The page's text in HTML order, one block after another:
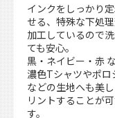
インクをしっかり
せる、特殊な下処
加工しているので
ても安心。
黒・ネイビー・赤 な
濃色Tシャツやポロ
などの生地へも美
リントすることが
す。